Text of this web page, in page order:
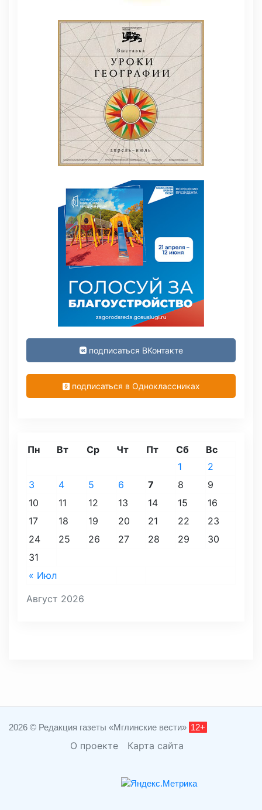
подписаться ВКонтакте
подписаться в Одноклассниках
Август 2026
Пн Вт Ср Чт Пт Сб Вс
« Июл
1
2
3
4 5 6 7 8
9
10
11 12 13 14 15
16
17
18 19 20 21 22
23
24
25 26 27 28 29
30
31
2026 © Редакция газеты «Мглинские вести» 12+
О проекте Карта сайта